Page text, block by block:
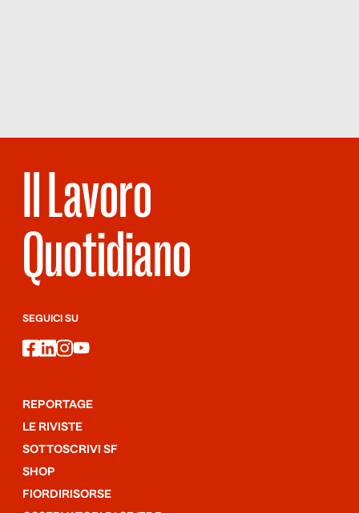
Il Lavoro
Quotidiano
SEGUICI SU
facebook
linkedin
instagram
youtube
REPORTAGE
LE RIVISTE
SOTTOSCRIVI SF
SHOP
FIORDIRISORSE